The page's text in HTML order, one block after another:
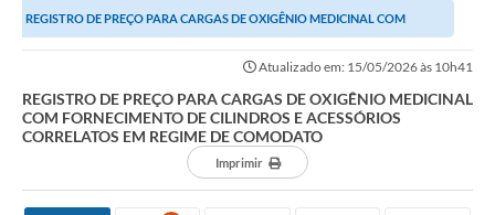
REGISTRO DE PREÇO PARA CARGAS DE OXIGÊNIO MEDICINAL COM
Atualizado em: 15/05/2026 às 10h41
REGISTRO DE PREÇO PARA CARGAS DE OXIGÊNIO MEDICINAL
COM FORNECIMENTO DE CILINDROS E ACESSÓRIOS
CORRELATOS EM REGIME DE COMODATO
Imprimir